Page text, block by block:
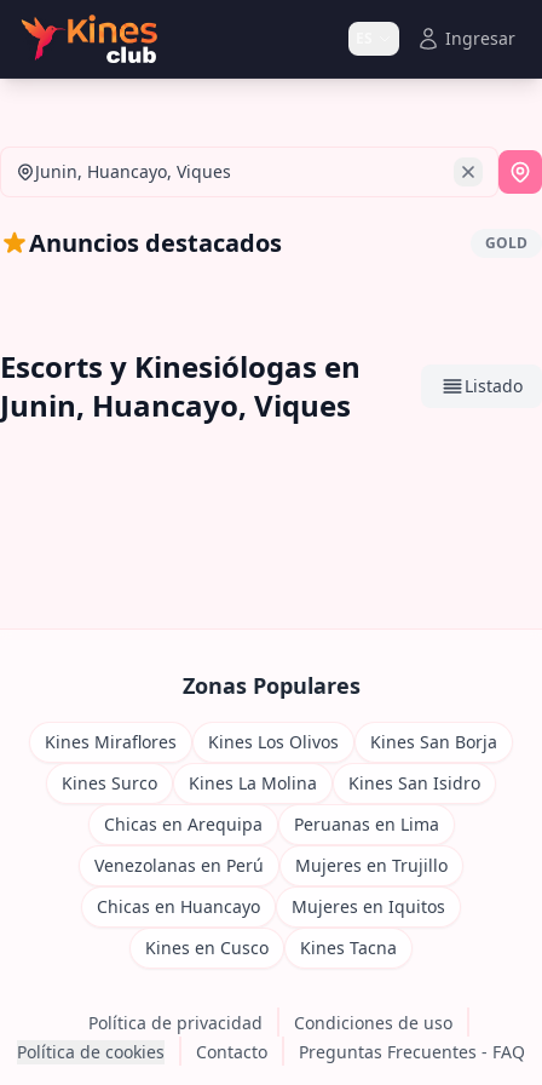
Ingresar
Junin, Huancayo, Viques
Anuncios destacados GOLD
Escorts y Kinesiólogas en
Junin, Huancayo, Viques
Listado
Zonas Populares
Kines Miraflores Kines Los Olivos
Kines San Borja
Kines Surco
Kines La Molina
Kines San Isidro
Chicas en Arequipa
Peruanas en Lima
Venezolanas en Perú
Mujeres en Trujillo
Chicas en Huancayo
Mujeres en Iquitos
Kines en Cusco
Kines Tacna
Política de privacidad
Condiciones de uso
Política de cookies
Contacto Preguntas Frecuentes - FAQ